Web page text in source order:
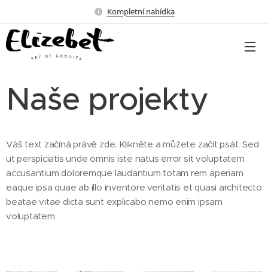
Kompletní nabídka
Naše projekty
Váš text začíná právě zde. Klikněte a můžete začít psát. Sed
ut perspiciatis unde omnis iste natus error sit voluptatem
accusantium doloremque laudantium totam rem aperiam
eaque ipsa quae ab illo inventore veritatis et quasi architecto
beatae vitae dicta sunt explicabo nemo enim ipsam
voluptatem.